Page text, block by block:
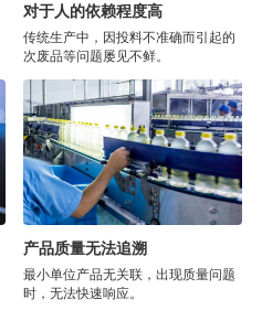
对于人的依赖程度高
传统生产中，因投料不准确而引起的
次废品等问题屡见不鲜。
产品质量无法追溯
最小单位产品无关联，出现质量问题
时，无法快速响应。